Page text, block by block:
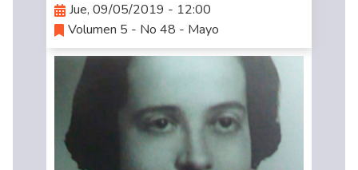
Jue, 09/05/2019 - 12:00
Volumen 5 - No 48 - Mayo